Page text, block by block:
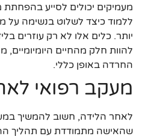
מעמיקים יכולים לסייע בהפחתת
ללמוד כיצד לשלוט בנשימה על
יותר. כלים אלו לא רק עוזרים
להוות חלק מהחיים
החרדה באופן כללי.
מעקב רפואי
לאחר הלידה, חשוב להמשיך
שהאישה מתמודדת עם תהליך